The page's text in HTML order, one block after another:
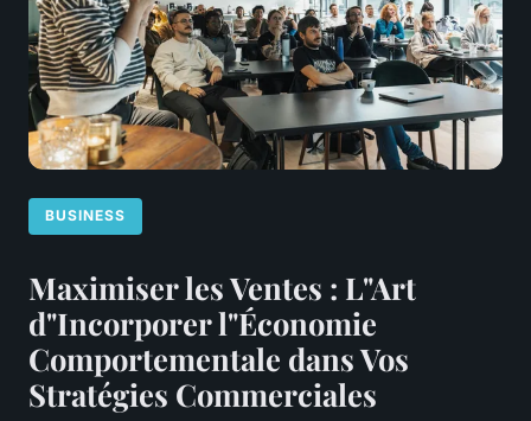
BUSINESS
Maximiser les Ventes : L"Art
d"Incorporer l"Économie
Comportementale dans Vos
Stratégies Commerciales